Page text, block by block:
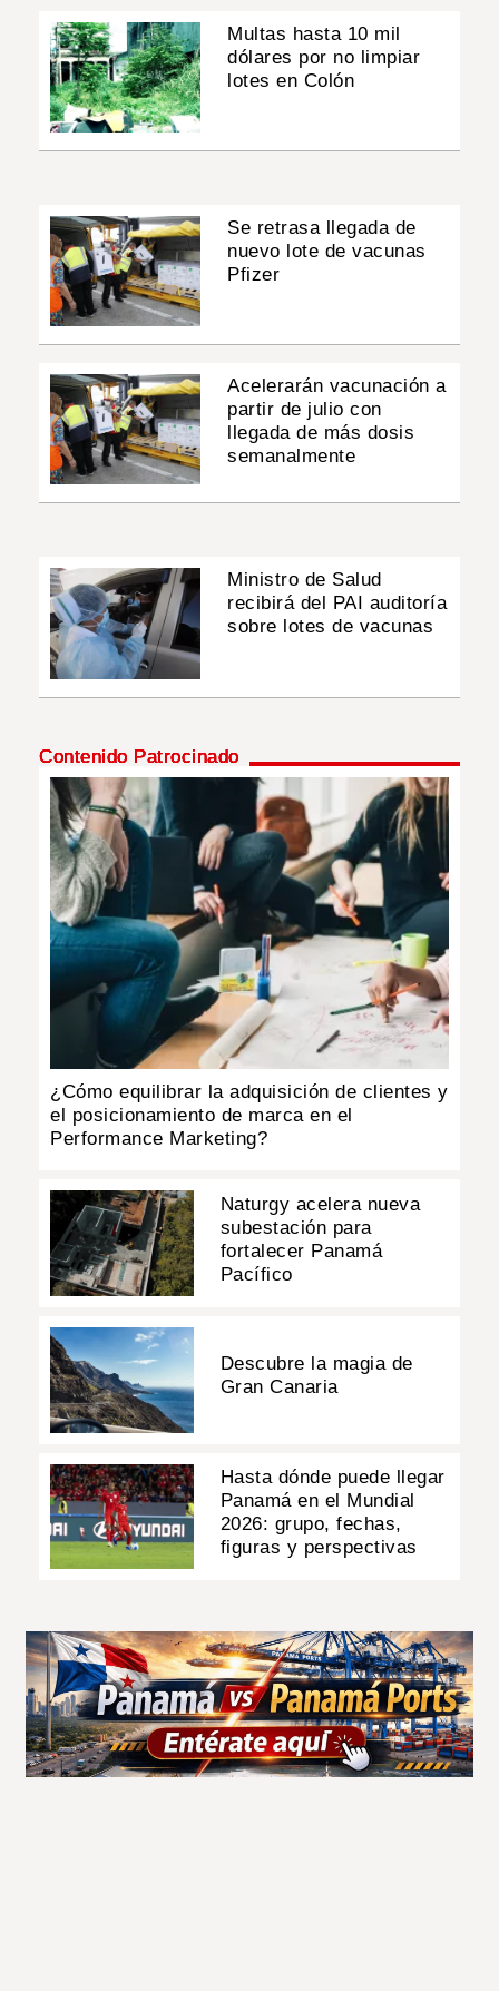
Multas hasta 10 mil
dólares por no limpiar
lotes en Colón
Se retrasa llegada de
nuevo lote de vacunas
Pfizer
Acelerarán vacunación a
partir de julio con
llegada de más dosis
semanalmente
Ministro de Salud
recibirá del PAI auditoría
sobre lotes de vacunas
Contenido Patrocinado
¿Cómo equilibrar la adquisición de clientes y
el posicionamiento de marca en el
Performance Marketing?
Naturgy acelera nueva
subestación para
fortalecer Panamá
Pacífico
Descubre la magia de
Gran Canaria
Hasta dónde puede llegar
Panamá en el Mundial
2026: grupo, fechas,
figuras y perspectivas